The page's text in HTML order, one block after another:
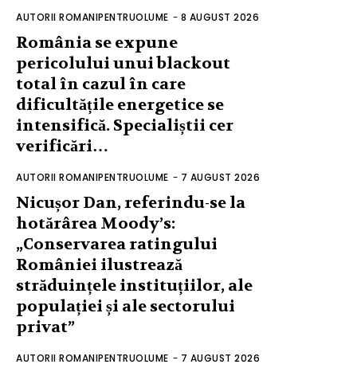
AUTORII ROMANIPENTRUOLUME - 8 AUGUST 2026
România se expune
pericolului unui blackout
total în cazul în care
dificultățile energetice se
intensifică. Specialiștii cer
verificări…
AUTORII ROMANIPENTRUOLUME - 7 AUGUST 2026
Nicușor Dan, referindu-se la
hotărârea Moody’s:
„Conservarea ratingului
României ilustrează
străduințele instituțiilor, ale
populației și ale sectorului
privat”
AUTORII ROMANIPENTRUOLUME - 7 AUGUST 2026